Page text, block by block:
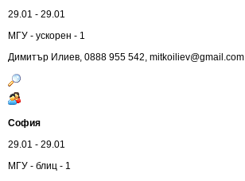
29.01 - 29.01
МГУ - ускорен - 1
Димитър Илиев, 0888 955 542, mitkoiliev@gmail.com
София
29.01 - 29.01
МГУ - блиц - 1